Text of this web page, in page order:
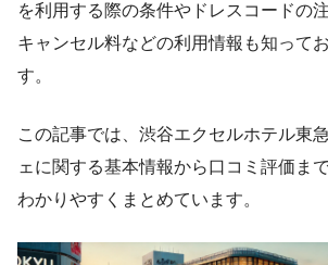
を利用する際の条件やドレスコードの
キャンセル料などの利用情報も知って
す。
この記事では、渋谷エクセルホテル東
ェに関する基本情報から口コミ評価ま
わかりやすくまとめています。